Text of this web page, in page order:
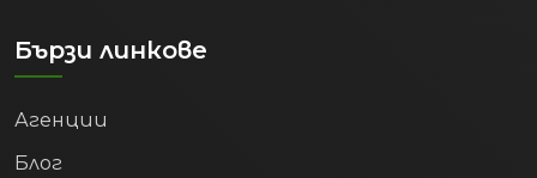
Бързи линкове
Агенции
Блог